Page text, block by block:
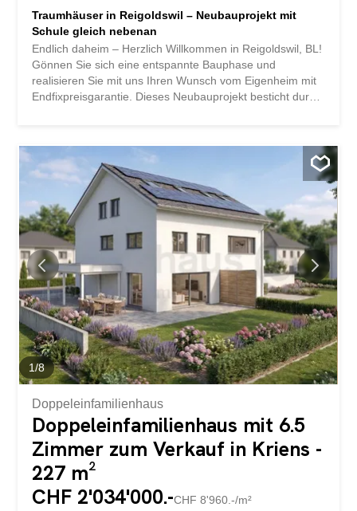
Traumhäuser in Reigoldswil – Neubauprojekt mit
Schule gleich nebenan
Endlich daheim – Herzlich Willkommen in Reigoldswil, BL!
Gönnen Sie sich eine entspannte Bauphase und
realisieren Sie mit uns Ihren Wunsch vom Eigenheim mit
Endfixpreisgarantie. Dieses Neubauprojekt besticht durch
anpassbaren Grundriss, der viel Raum für Ihre
Bedürfnisse bietet. Zudem können Sie Ihre Wünsche und
Vorstellungen in den Innenausbau integrieren. Der grosse
Wohn- und Essbereich bietet viel Platz für Ihre
individuellen Einrichtungsideen. Die grossflächigen,
modernen Fenster im ganzen Haus sorgen für den
idealen Lichteinfluss und sorgen für ein herrlich offenes
Wohngefühl. Dieses Projekt besticht mit besonders vielen
Vorteilen: Neubauprojekt in Massivbauweise zum
optimalen Preis-/ Leistungsverhältnis 3 freistehende
Einfamilienhäuser Grosszügige Fensterfronten sorgen für
helle, lichtdurchflutete Räume. Optimaler Grundriss, der
das Haus in ein wahres...
1/8
Doppeleinfamilienhaus
Doppeleinfamilienhaus mit 6.5
Zimmer zum Verkauf in Kriens -
227 m²
CHF 2'034'000.-CHF 8'960.-/m²